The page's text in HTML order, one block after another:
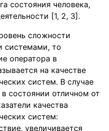
состояния человека,
[1, 2, 3].
сложности
системами, то
оператора в
на качестве
систем. В случае
состоянии отличном от
качества
систем:
увеличивается